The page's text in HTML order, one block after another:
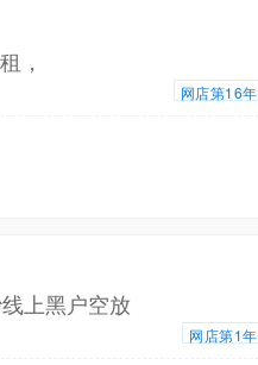
，
网店第16年
上黑户空放
网店第1年